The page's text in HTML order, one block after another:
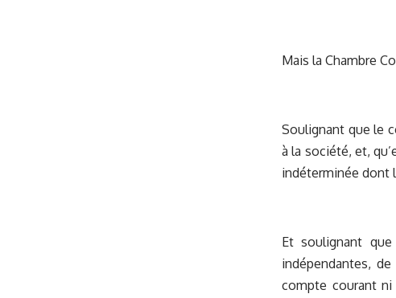
Mais la Chambre
Soulignant que le
à la société, et,
indéterminée dont
Et soulignant
indépendantes,
compte courant ni